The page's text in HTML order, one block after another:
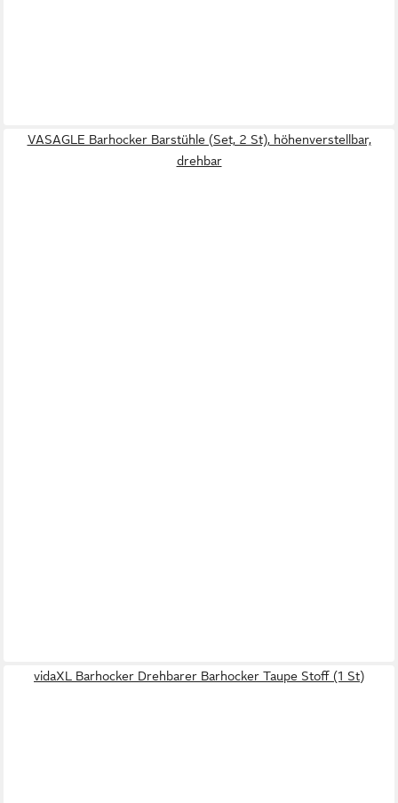
VASAGLE Barhocker Barstühle (Set, 2 St), höhenverstellbar,
drehbar
vidaXL Barhocker Drehbarer Barhocker Taupe Stoff (1 St)